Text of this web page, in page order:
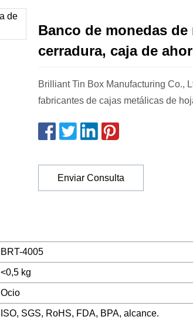
Banco de monedas
cerradura, caja de
Brilliant Tin Box Manufacturing Co.,
fabricantes de cajas metálicas de
Enviar Consulta
BRT-4005
<0,5 kg
Ocio
ISO, SGS, RoHS, FDA, BPA, alcance.